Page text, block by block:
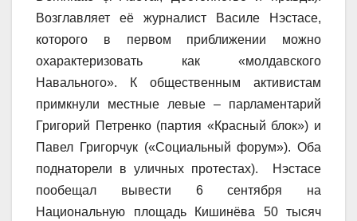
Возглавляет её журналист Василе Нэстасе,
которого в первом приближении можно
охарактеризовать как «молдавского
Навального». К общественным активистам
примкнули местные левые – парламентарий
Григорий Петренко (партия «Красный блок») и
Павел Григорчук («Социальный форум»). Оба
поднаторели в уличных протестах). Нэстасе
пообещал вывести 6 сентября на
Национальную площадь Кишинёва 50 тысяч